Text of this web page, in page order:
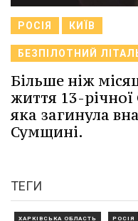
РОСІЯ КИЇВ
БЕЗПІЛОТНИЙ
Більше ніж
життя 13-
яка загинула
Сумщині.
ТЕГИ
ХАРКІВСЬКА ОБЛАСТЬ РОСІЯ